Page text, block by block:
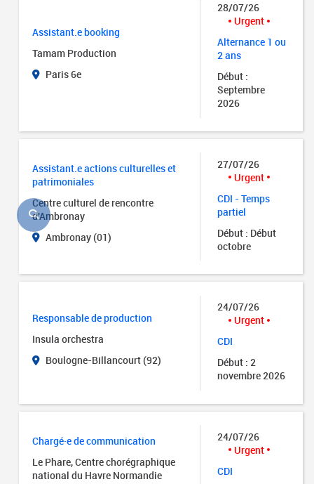
Assistant.e booking
Tamam Production
Paris 6e
28/07/26
Urgent
Alternance 1 ou
2 ans
Début :
Septembre
2026
Assistant.e actions culturelles et
patrimoniales
Centre culturel de rencontre
d'Ambronay
Ambronay (01)
27/07/26
Urgent
CDI - Temps
partiel
Début : Début
octobre
Responsable de production
Insula orchestra
Boulogne-Billancourt (92)
24/07/26
Urgent
CDI
Début : 2
novembre 2026
Chargé·e de communication
Le Phare, Centre chorégraphique
national du Havre Normandie
24/07/26
Urgent
CDI